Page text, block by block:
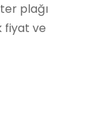
plağı
fiyat ve